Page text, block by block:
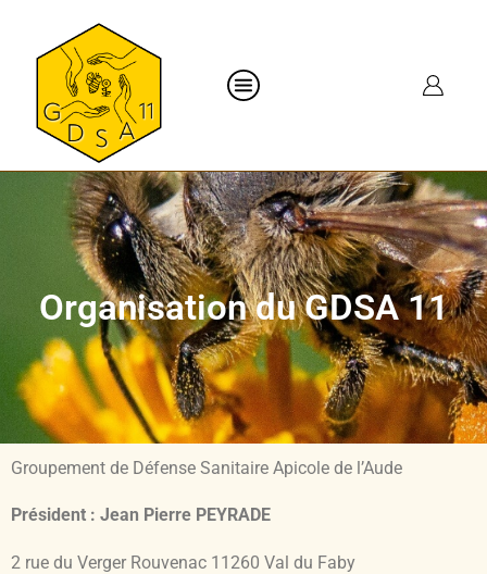
Organisation du GDSA 11
Groupement de Défense Sanitaire Apicole de l’Aude
Président : Jean Pierre PEYRADE
2 rue du Verger Rouvenac 11260 Val du Faby